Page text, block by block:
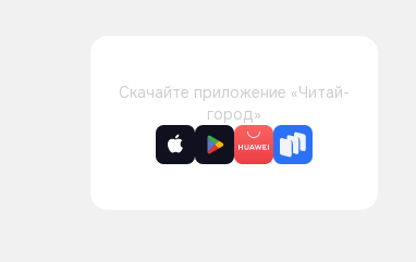
Скачайте приложение «Читай-
город»